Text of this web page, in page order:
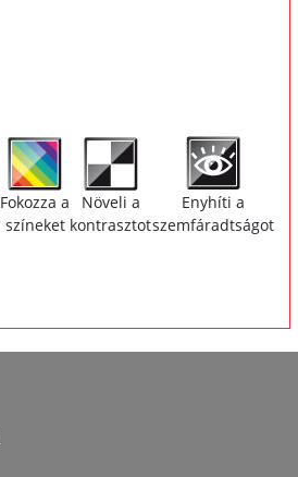
Fokozza a
színeket
Növeli a
kontrasztot
Enyhíti a
szemfáradtságot